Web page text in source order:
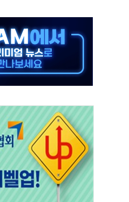
구한 해프닝"
수상
스로 부상
택 등 여론 수렴"